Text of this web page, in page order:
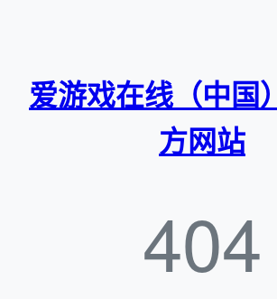
爱游戏在线（中国
方网站
404